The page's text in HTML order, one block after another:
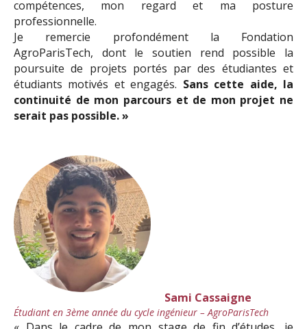
compétences, mon regard et ma posture
professionnelle.
Je remercie profondément la Fondation
AgroParisTech, dont le soutien rend possible la
poursuite de projets portés par des étudiantes et
étudiants motivés et engagés. Sans cette aide, la
continuité de mon parcours et de mon projet ne
serait pas possible. »
Sami Cassaigne
Étudiant en 3ème année du cycle ingénieur –AgroParisTech